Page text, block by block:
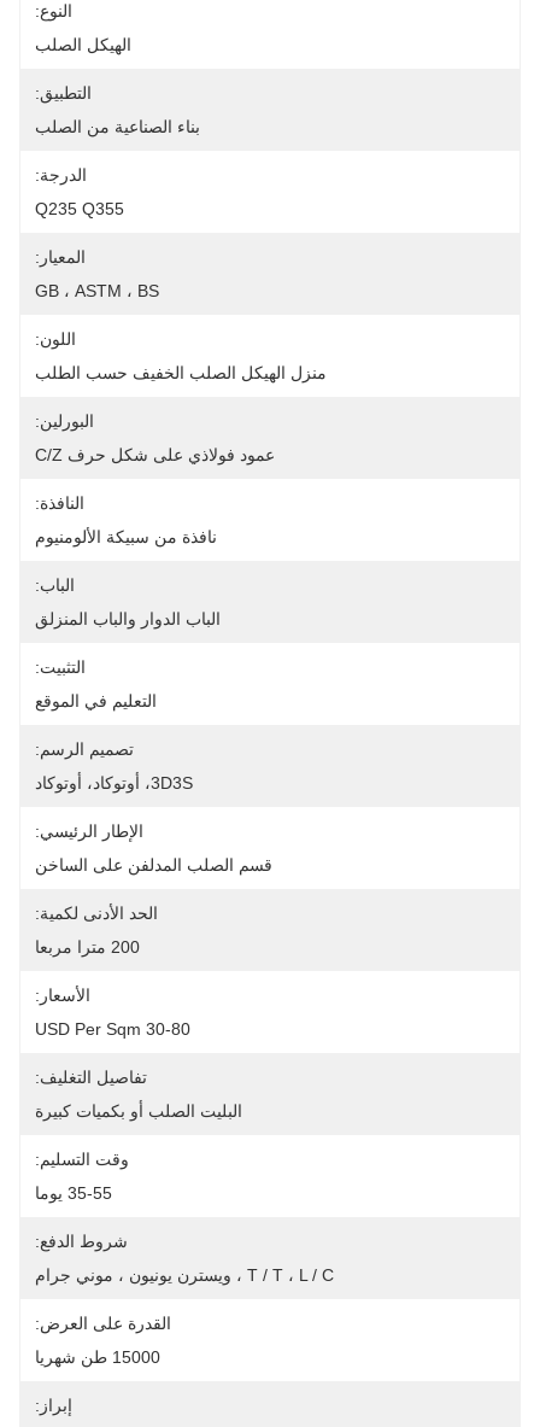
النوع:
الهيكل الصلب
التطبيق:
بناء الصناعية من الصلب
الدرجة:
Q235 Q355
المعيار:
GB ، ASTM ، BS
اللون:
منزل الهيكل الصلب الخفيف حسب الطلب
البورلين:
عمود فولاذي على شكل حرف C/Z
النافذة:
نافذة من سبيكة الألومنيوم
الباب:
الباب الدوار والباب المنزلق
التثبيت:
التعليم في الموقع
تصميم الرسم:
3D3S، أوتوكاد، أوتوكاد
الإطار الرئيسي:
قسم الصلب المدلفن على الساخن
الحد الأدنى لكمية:
200 مترا مربعا
الأسعار:
30-80 USD Per Sqm
تفاصيل التغليف:
البليت الصلب أو بكميات كبيرة
وقت التسليم:
35-55 يوما
شروط الدفع:
T / T ، L / C ، ويسترن يونيون ، موني جرام
القدرة على العرض:
15000 طن شهريا
إبراز: